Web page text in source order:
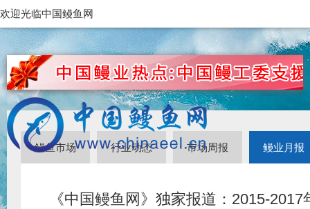
欢迎光临中国鳗鱼网
鳗鱼市场 行业动态 市场周报 鳗业月报
《中国鳗鱼网》独家报道：2015-